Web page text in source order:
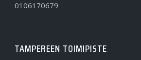
0106170679
TAMPEREEN TOIMIPISTE